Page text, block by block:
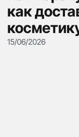
как
15/06/2026